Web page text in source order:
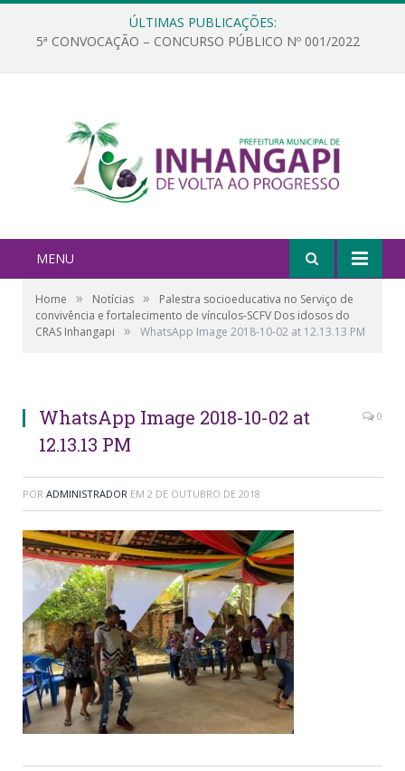
ÚLTIMAS PUBLICAÇÕES:
5ª CONVOCAÇÃO – CONCURSO PÚBLICO Nº 001/2022
MENU
Home » Notícias »
Palestra socioeducativa no Serviço de
convivência e fortalecimento de vínculos-SCFV Dos idosos do
CRAS Inhangapi
» WhatsApp Image 2018-10-02 at 12.13.13 PM
WhatsApp Image 2018-10-02 at
12.13.13 PM
0
POR ADMINISTRADOR EM 2 DE OUTUBRO DE 2018